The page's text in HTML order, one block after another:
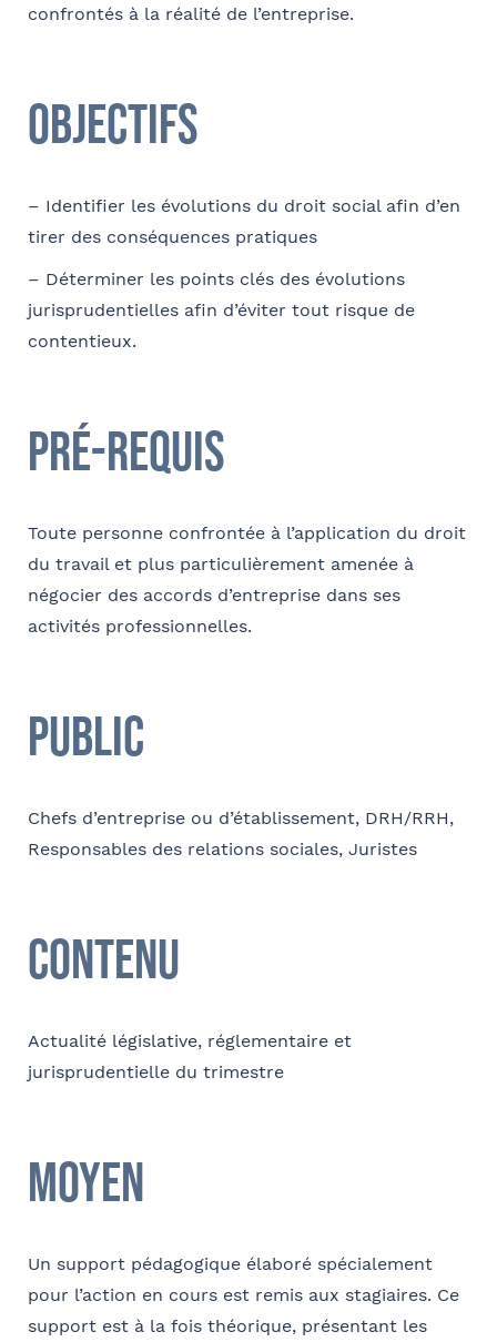
confrontés à la réalité de l’entreprise.
Objectifs
– Identifier les évolutions du droit social afin d’en
tirer des conséquences pratiques
– Déterminer les points clés des évolutions
jurisprudentielles afin d’éviter tout risque de
contentieux.
Pré-requis
Toute personne confrontée à l’application du droit
du travail et plus particulièrement amenée à
négocier des accords d’entreprise dans ses
activités professionnelles.
Public
Chefs d’entreprise ou d’établissement, DRH/RRH,
Responsables des relations sociales, Juristes
Contenu
Actualité législative, réglementaire et
jurisprudentielle du trimestre
Moyen
Un support pédagogique élaboré spécialement
pour l’action en cours est remis aux stagiaires. Ce
support est à la fois théorique, présentant les
Adresse
Code postal
Téléphone
E-mail
concernant l’établissement de la convention
OPCO
Adresse
Je parraine un participant
Prénom
J'autorise Barthélémy Avocats à utiliser mes
données pour l'envoi d'informations juridiques
Tapez votre recherche et
Sélectionnez votre bureau
Se